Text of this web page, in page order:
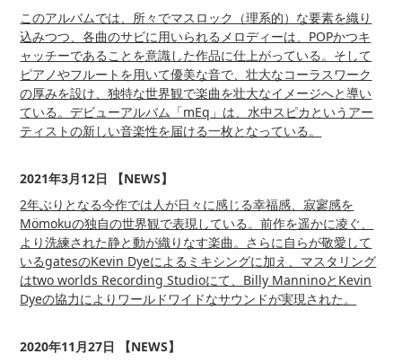
このアルバムでは、所々でマスロック（理系的）な要素を織り
込みつつ、各曲のサビに用いられるメロディーは、POPかつキ
ャッチーであることを意識した作品に仕上がっている。そして
ピアノやフルートを用いて優美な音で、壮大なコーラスワーク
の厚みを設け、独特な世界観で楽曲を壮大なイメージへと導い
ている。デビューアルバム「mEq」は、水中スピカというアー
ティストの新しい音楽性を届ける一枚となっている。
2021年3月12日 【NEWS】
2年ぶりとなる今作では人が日々に感じる幸福感、寂寥感を
Mömokuの独自の世界観で表現している。前作を遥かに凌ぐ、
より洗練された静と動が織りなす楽曲。さらに自らが敬愛して
いるgatesのKevin Dyeによるミキシングに加え、マスタリング
はtwo worlds Recording Studioにて、Billy ManninoとKevin
Dyeの協力によりワールドワイドなサウンドが実現された。
2020年11月27日 【NEWS】